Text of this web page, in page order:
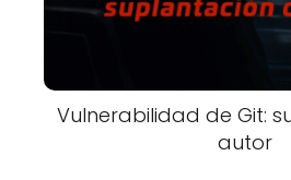
Vulnerabilidad de Git:
autor